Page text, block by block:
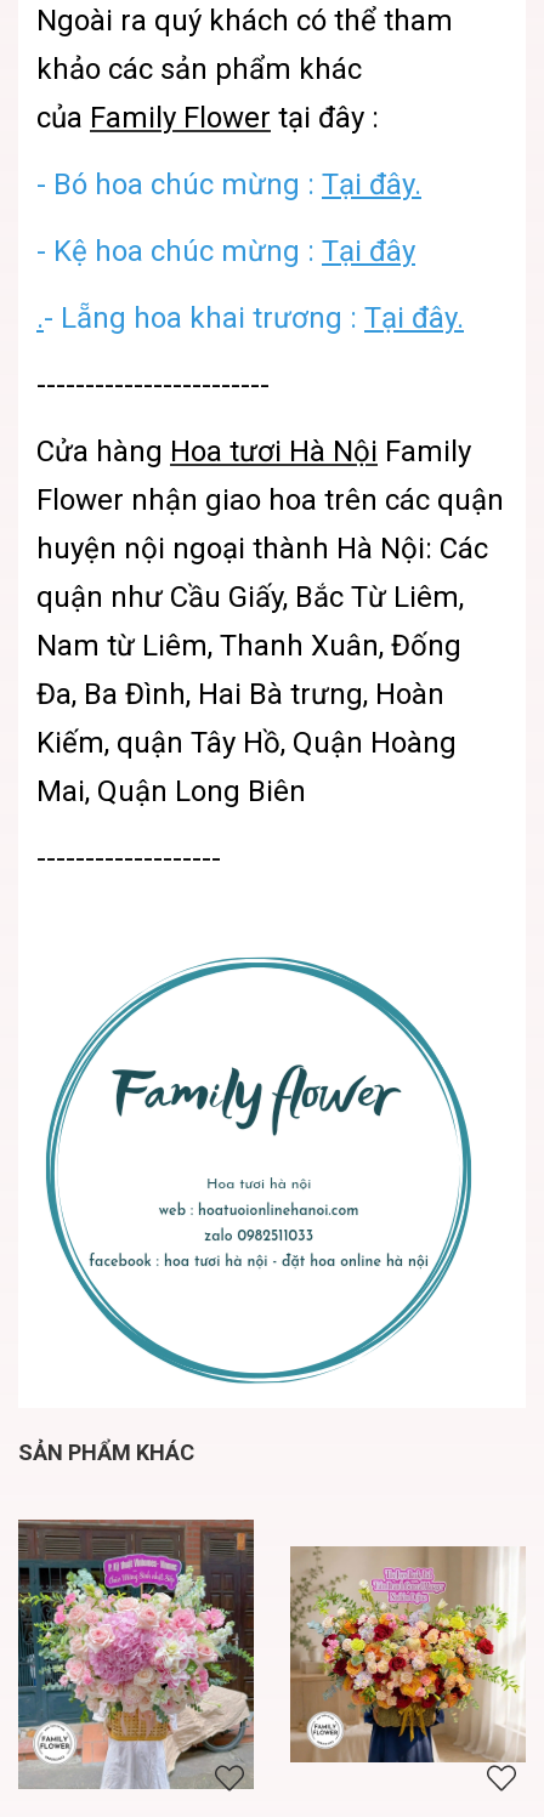
Ngoài ra quý khách có thể tham
khảo các sản phẩm khác
của Family Flower tại đây :
- Bó hoa chúc mừng : Tại đây.
- Kệ hoa chúc mừng : Tại đây
.- Lẵng hoa khai trương : Tại đây.
------------------------
Cửa hàng Hoa tươi Hà Nội Family
Flower nhận giao hoa trên các quận
huyện nội ngoại thành Hà Nội: Các
quận như Cầu Giấy, Bắc Từ Liêm,
Nam từ Liêm, Thanh Xuân, Đống
Đa, Ba Đình, Hai Bà trưng, Hoàn
Kiếm, quận Tây Hồ, Quận Hoàng
Mai, Quận Long Biên
-------------------
SẢN PHẨM KHÁC